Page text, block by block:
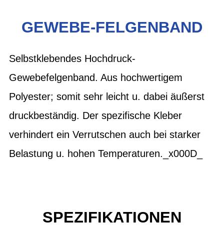
GEWEBE-FELGENBAND
Selbstklebendes Hochdruck-
Gewebefelgenband. Aus hochwertigem
Polyester; somit sehr leicht u. dabei äußerst
druckbeständig. Der spezifische Kleber
verhindert ein Verrutschen auch bei starker
Belastung u. hohen Temperaturen._x000D_
SPEZIFIKATIONEN